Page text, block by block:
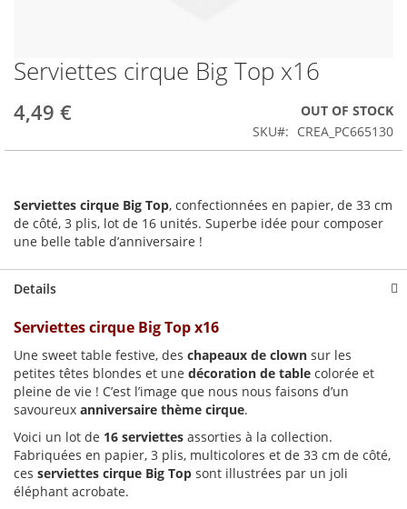
Skip
to
the
beginning
Serviettes cirque Big Top x16
4,49 €
OUT OF STOCK
SKU
CREA_PC665130
Serviettes cirque Big Top, confectionnées en papier, de 33 cm
de côté, 3 plis, lot de 16 unités. Superbe idée pour composer
une belle table d’anniversaire !
Details
Serviettes cirque Big Top x16
Une sweet table festive, des chapeaux de clown sur les
petites têtes blondes et une décoration de table colorée et
pleine de vie ! C’est l’image que nous nous faisons d’un
savoureux anniversaire thème cirque.
Voici un lot de 16 serviettes assorties à la collection.
Fabriquées en papier, 3 plis, multicolores et de 33 cm de côté,
ces serviettes cirque Big Top sont illustrées par un joli
éléphant acrobate.